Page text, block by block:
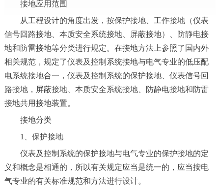
接地应用范围
从工程设计的角度出发，按保护接地、工作接地（仪表
信号回路接地、本质安全系统接地、屏蔽接地）、防静电接
地和防雷接地等分类进行规定。在接地方法上参照了国内外
相关规范，规定了仪表及控制系统接地与电气专业的低压配
电系统接地合一，仪表及控制系统的保护接地、仪表信号回
路接地，屏蔽接地、本质安全系统接地、防静电接地和防雷
接地共用接地装置。
接地分类
1、保护接地
仪表及控制系统的保护接地与电气专业的保护接地的定
义和概念是相通的，所以有关规定应当是统一的，应当按电
气专业的有关标准规范和方法进行设计。